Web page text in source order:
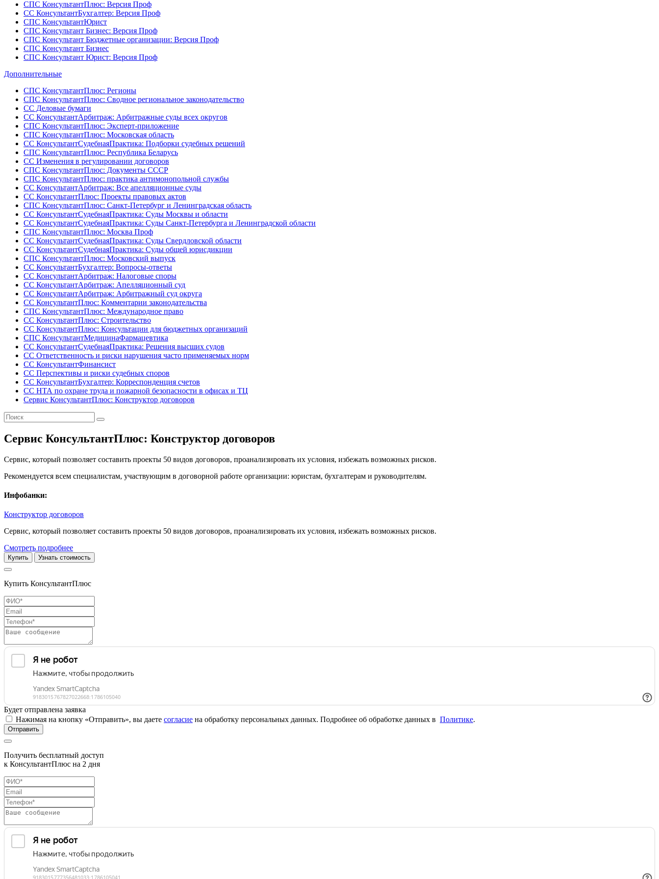
СПС КонсультантПлюс: Версия Проф
СС КонсультантБухгалтер: Версия Проф
СПС КонсультантЮрист
СПС Консультант Бизнес: Версия Проф
СПС Консультант Бюджетные организации: Версия Проф
СПС Консультант Бизнес
СПС Консультант Юрист: Версия Проф
Дополнительные
СПС КонсультантПлюс: Регионы
СПС КонсультантПлюс: Сводное региональное законодательство
СС Деловые бумаги
СС КонсультантАрбитраж: Арбитражные суды всех округов
СПС КонсультантПлюс: Эксперт-приложение
СПС КонсультантПлюс: Московская область
СС КонсультантСудебнаяПрактика: Подборки судебных решений
СПС КонсультантПлюс: Республика Беларусь
СС Изменения в регулировании договоров
СПС КонсультантПлюс: Документы СССР
СПС КонсультантПлюс: практика антимонопольной службы
СС КонсультантАрбитраж: Все апелляционные суды
СС КонсультантПлюс: Проекты правовых актов
СПС КонсультантПлюс: Санкт-Петербург и Ленинградская область
СС КонсультантСудебнаяПрактика: Суды Москвы и области
СС КонсультантСудебнаяПрактика: Суды Санкт-Петербурга и Ленинградской области
СПС КонсультантПлюс: Москва Проф
СС КонсультантСудебнаяПрактика: Суды Свердловской области
СС КонсультантСудебнаяПрактика: Суды общей юрисдикции
СПС КонсультантПлюс: Московский выпуск
СС КонсультантБухгалтер: Вопросы-ответы
СС КонсультантАрбитраж: Налоговые споры
СС КонсультантАрбитраж: Апелляционный суд
СС КонсультантАрбитраж: Арбитражный суд округа
СС КонсультантПлюс: Комментарии законодательства
СПС КонсультантПлюс: Международное право
СС КонсультантПлюс: Строительство
СС КонсультантПлюс: Консультации для бюджетных организаций
СПС КонсультантМедицинаФармацевтика
СС КонсультантСудебнаяПрактика: Решения высших судов
СС Ответственность и риски нарушения часто применяемых норм
СС КонсультантФинансист
СС Перспективы и риски судебных споров
СС КонсультантБухгалтер: Корреспонденция счетов
СС НТА по охране труда и пожарной безопасности в офисах и ТЦ
Сервис КонсультантПлюс: Конструктор договоров
Сервис КонсультантПлюс: Конструктор договоров
Сервис, который позволяет составить проекты 50 видов договоров, проанализировать их условия, избежать возможных рисков.
Рекомендуется всем специалистам, участвующим в договорной работе организации: юристам, бухгалтерам и руководителям.
Инфобанки:
Конструктор договоров
Сервис, который позволяет составить проекты 50 видов договоров, проанализировать их условия, избежать возможных рисков.
Смотреть подробнее
Купить Узнать стоимость
Купить КонсультантПлюс
Будет отправлена заявка
Нажимая на кнопку «Отправить», вы даете согласие на обработку персональных данных. Подробнее об обработке данных в Политике.
Отправить
Получить бесплатный доступ
к КонсультантПлюс на 2 дня